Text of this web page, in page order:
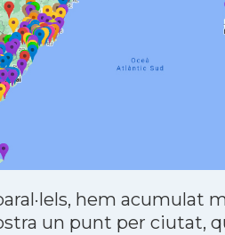
hem acumulat
un punt per ciutat,